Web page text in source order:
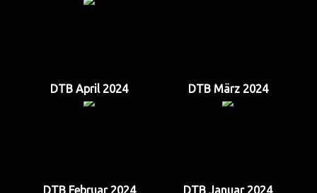
DTB April 2024 DTB März 2024